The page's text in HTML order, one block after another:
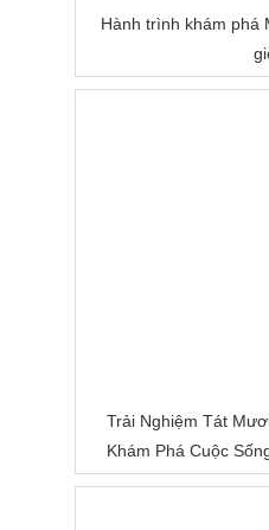
Hành trình khám phá
Trải Nghiệm Tát
Khám Phá Cuộc